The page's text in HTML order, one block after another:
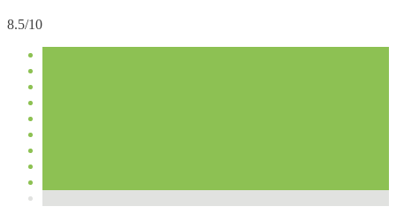
8.5/10